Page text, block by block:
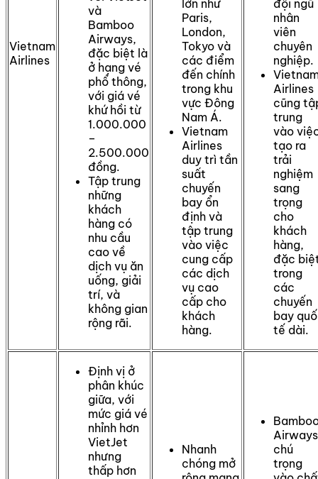
Vietnam
Airlines
và
Bamboo
Airways,
đặc biệt là
ở hạng vé
phổ thông,
với giá vé
khứ hồi từ
1.000.000
–
2.500.000
đồng.
Tập trung
những
khách
hàng có
nhu cầu
cao về
dịch vụ ăn
uống, giải
trí, và
không gian
rộng rãi.
lớn như
Paris,
London,
Tokyo và
các điểm
đến chính
trong khu
vực Đông
Nam Á.
Vietnam
Airlines
duy trì tần
suất
chuyến
bay ổn
định và
tập trung
vào việc
cung cấp
các dịch
vụ cao
cấp cho
khách
hàng.
đội ngũ
nhân
viên
chuyên
nghiệp.
Airlines
cũng
trung
vào
tạo ra
trải
nghiệm
sang
trọng
cho
khách
hàng,
đặc
trong
các
chuyến
bay
tế dài.
Định vị ở
phân khúc
giữa, với
mức giá vé
nhỉnh hơn
VietJet
nhưng
thấp hơn
Nhanh
chóng mở
Airways
chú
trọng